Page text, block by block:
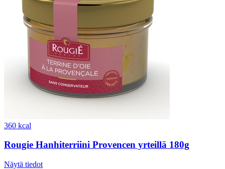
360 kcal
Rougie Hanhiterriini Provencen yrteillä 180g
Näytä tiedot